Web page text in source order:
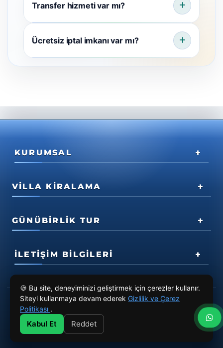
🍪 Bu site, deneyiminizi geliştirmek için çerezler kullanır.
Siteyi kullanmaya devam ederek Gizlilik ve Çerez
Politikası .
Kabul Et Reddet
Transfer hizmeti var mı?
Ücretsiz iptal imkanı var mı?
KURUMSAL
VILLA KIRALAMA
GÜNÜBIRLIK TUR
İLETIŞIM BILGILERI
KVKK Gizlilik Sözleşmesi
2024 © Stmanas Turizm Seyahat